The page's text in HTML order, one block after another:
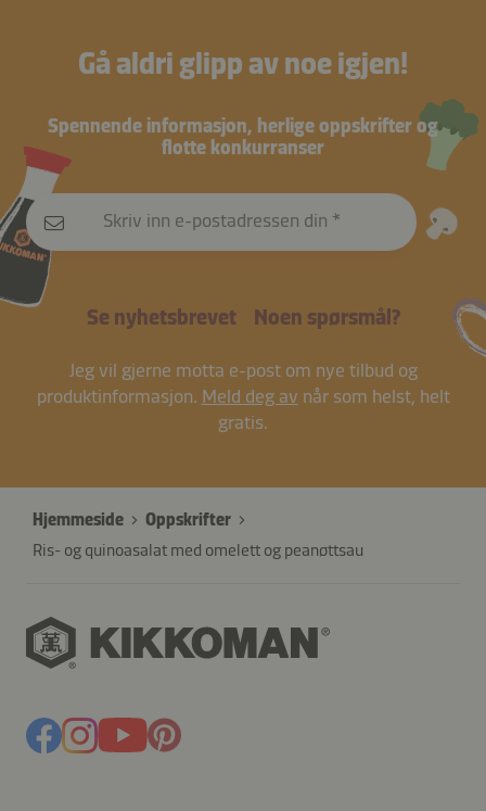
Gå aldri glipp av noe igjen!
Spennende informasjon, herlige oppskrifter og
flotte konkurranser
Skriv inn e-postadressen din
Se nyhetsbrevet Noen spørsmål?
Jeg vil gjerne motta e-post om nye tilbud og
produktinformasjon. Meld deg av når som helst, helt
gratis.
Hjemmeside
Oppskrifter
Ris- og quinoasalat med omelett og peanøttsau